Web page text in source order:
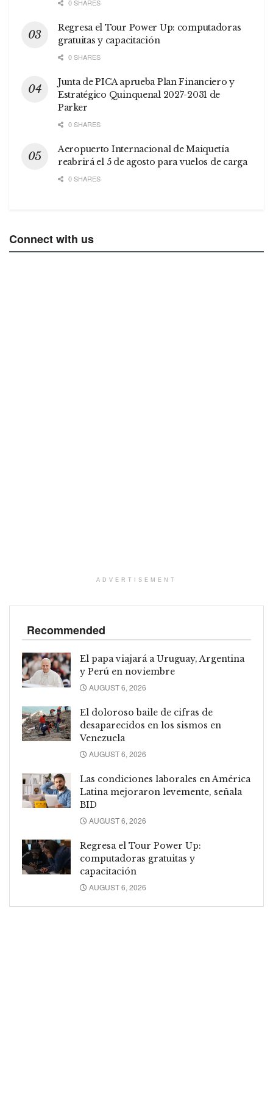
0 SHARES
Regresa el Tour Power Up: computadoras
gratuitas y capacitación
0 SHARES
Junta de PICA aprueba Plan Financiero y
Estratégico Quinquenal 2027-2031 de
Parker
0 SHARES
Aeropuerto Internacional de Maiquetía
reabrirá el 5 de agosto para vuelos de carga
0 SHARES
Connect with us
ADVERTISEMENT
Recommended
El papa viajará a Uruguay, Argentina
y Perú en noviembre
AUGUST 6, 2026
El doloroso baile de cifras de
desaparecidos en los sismos en
Venezuela
AUGUST 6, 2026
Las condiciones laborales en América
Latina mejoraron levemente, señala
BID
AUGUST 6, 2026
Regresa el Tour Power Up:
computadoras gratuitas y
capacitación
AUGUST 6, 2026